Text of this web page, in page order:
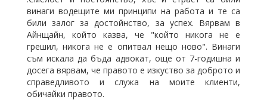
винаги водещите ми принципи на работа и те са
били залог за достойнство, за успех. Вярвам в
Айнщайн, който казва, че "който никога не е
грешил, никога не е опитвал нещо ново". Винаги
съм искала да бъда адвокат, още от 7-годишна и
досега вярвам, че правото е изкуство за доброто и
справедливото и служа на моите клиенти,
обичайки правото.